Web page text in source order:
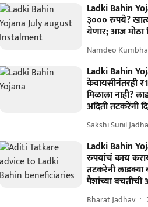
Ladki Bahin
३००० रुपये?
येणार; आज मोठा
Namdeo
Ladki Bahin
केवायसीनंतरही
मिळाला नाही?
अदिती तटकरेंनी
Sakshi Sunil
Ladki Bahin
रुपयांचं काय
तटकरेंनी लाडक्या
पैशांच्या बचतीची
Bharat Jadhav